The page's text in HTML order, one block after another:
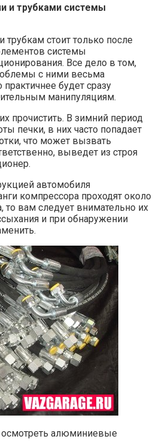
и трубками системы
стоит только после
системы
Все дело в том,
с ними весьма
будет сразу
манипуляциям.
прочистить. В зимний период
печки, в них часто попадает
что может вызвать
выведет из строя
автомобиля
компрессора проходят около
то вам следует внимательно их
и при обнаружении
алюминиевые